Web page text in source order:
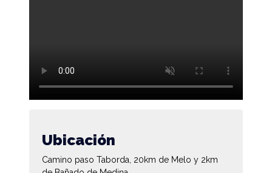
Ubicación
Camino paso Taborda, 20km de Melo y 2km